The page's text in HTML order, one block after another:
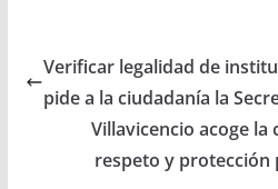
Verificar legalidad de
pide a la ciudadanía la
Villavicencio acoge la
respeto y protección